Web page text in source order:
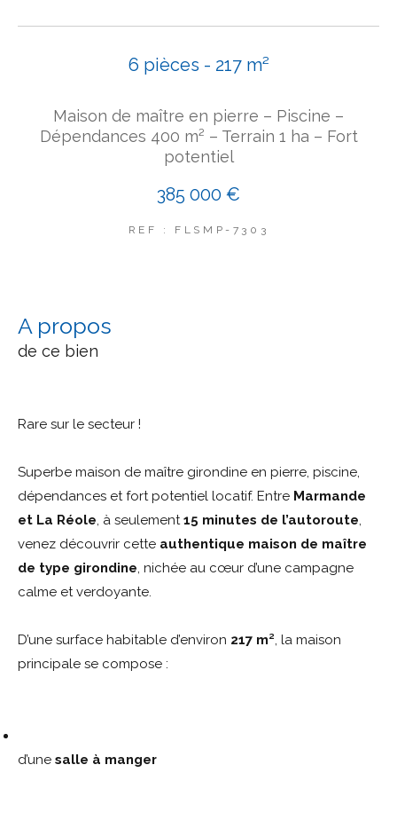
6 pièces - 217 m²
Maison de maître en pierre – Piscine –
Dépendances 400 m² – Terrain 1 ha – Fort
potentiel
385 000 €
REF : FLSMP-7303
a propos
de ce bien
Rare sur le secteur !
Superbe maison de maître girondine en pierre, piscine,
dépendances et fort potentiel locatif. Entre Marmande
et La Réole , à seulement 15 minutes de l’autoroute
venez découvrir cette authentique maison de maître
de type girondine , nichée au cœur d’une campagne
calme et verdoyante.
D’une surface habitable d’environ 217 m² , la maison
principale se compose :
d’une salle à manger